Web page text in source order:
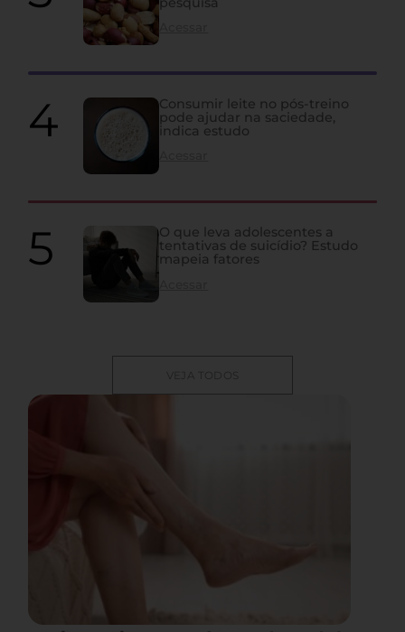
Consumir leite no pós-treino
pode ajudar na saciedade,
indica estudo
O que leva adolescentes a
tentativas de suicídio? Estudo
mapeia fatores
VEJA TODOS